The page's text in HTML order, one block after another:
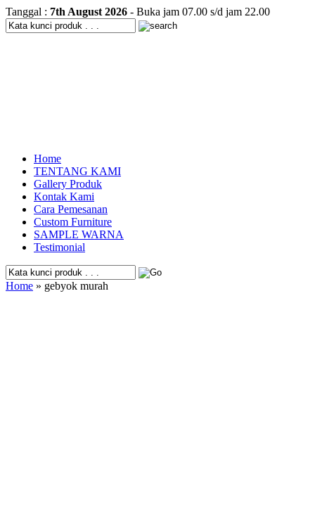
Tanggal : 7th August 2026 - Buka jam 07.00 s/d jam 22.00
Home
TENTANG KAMI
Gallery Produk
Kontak Kami
Cara Pemesanan
Custom Furniture
SAMPLE WARNA
Testimonial
Home » gebyok murah